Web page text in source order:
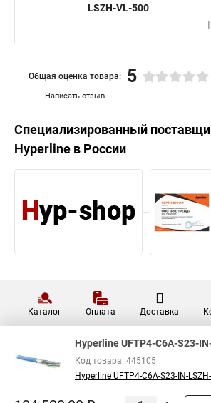
LSZH-VL-500
Написать отзыв
Общая оценка товара: 5
Специализированный
Hyperline в России
Каталог Оплата Доставка
Hyperline UFTP4-C6A-S23-
Код товара: 445105
Hyperline UFTP4-C6A-S23-IN-